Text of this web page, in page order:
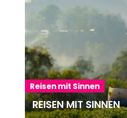
Reisen mit Sinnen
REISEN MIT SINNEN